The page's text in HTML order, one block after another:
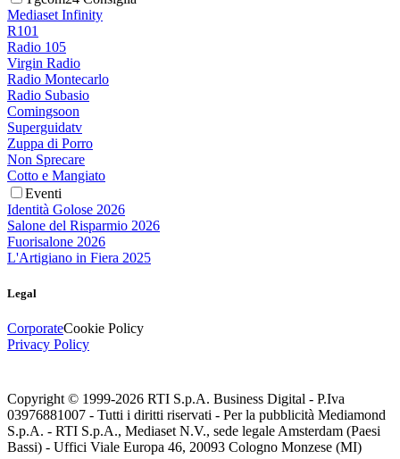
Mediaset Infinity
R101
Radio 105
Virgin Radio
Radio Montecarlo
Radio Subasio
Comingsoon
Superguidatv
Zuppa di Porro
Non Sprecare
Cotto e Mangiato
Eventi
Identità Golose 2026
Salone del Risparmio 2026
Fuorisalone 2026
L'Artigiano in Fiera 2025
Legal
CorporateCookie Policy
Privacy Policy
Copyright © 1999-2026 RTI S.p.A. Business Digital - P.Iva
03976881007 - Tutti i diritti riservati - Per la pubblicità Mediamond
S.p.A. - RTI S.p.A., Mediaset N.V., sede legale Amsterdam (Paesi
Bassi) - Uffici Viale Europa 46, 20093 Cologno Monzese (MI)